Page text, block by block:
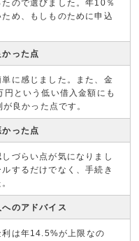
ので選びました。年10％
め、もしものために申込
った点
に感じました。また、金
という低い借入金額にも
良かった点です。
った点
づらい点が気になりまし
するだけでなく、手続き
のアドバイス
は年14.5%が上限なの